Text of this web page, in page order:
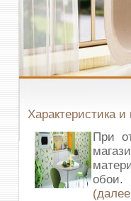
Характеристика
При
обои.